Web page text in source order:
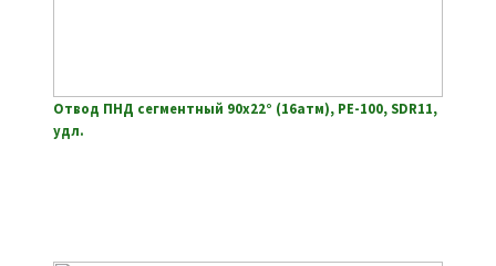
Отвод ПНД сегментный 90х22° (16атм), РЕ-100, SDR11,
удл.